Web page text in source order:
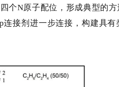
个N原子配位，形成典型的
连接剂进一步连接，构建具